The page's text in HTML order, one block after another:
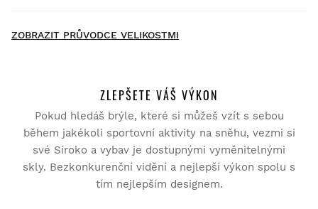
Vyzkoušejte si naše produkty v pohodlí domova. Na vrácení
zboží máte 30 dní od doručení.
Z vašeho uživatelského účtu můžete jednoduše a rychle
vrátit produkty z vaší objednávky.
ZOBRAZIT PRŮVODCE VELIKOSTMI
ZLEPŠETE VÁŠ VÝKON
Pokud hledáš brýle, které si můžeš vzít s sebou
během jakékoli sportovní aktivity na sněhu, vezmi si
své Siroko a vybav je dostupnými vyměnitelnými
skly. Bezkonkurenční vidění a nejlepší výkon spolu s
tím nejlepším designem.